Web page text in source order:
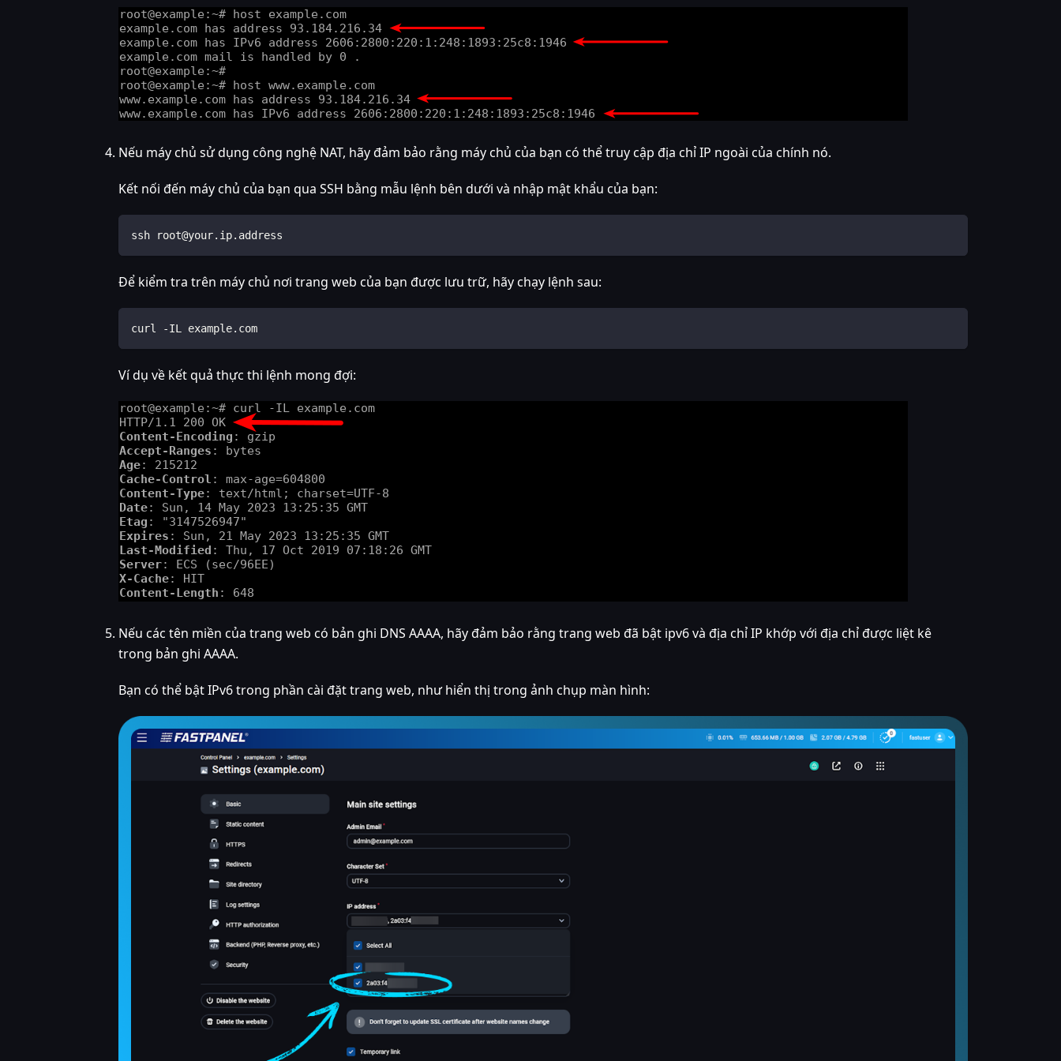
Nếu máy chủ sử dụng công nghệ NAT, hãy đảm bảo rằng máy chủ của bạn có thể truy cập địa chỉ IP ngoài của chính nó.
Kết nối đến máy chủ của bạn qua SSH bằng mẫu lệnh bên dưới và nhập mật khẩu của bạn:
ssh root@your.ip.address
Để kiểm tra trên máy chủ nơi trang web của bạn được lưu trữ, hãy chạy lệnh sau:
curl -IL example.com
Ví dụ về kết quả thực thi lệnh mong đợi:
Nếu các tên miền của trang web có bản ghi DNS AAAA, hãy đảm bảo rằng trang web đã bật ipv6 và địa chỉ IP khớp với địa chỉ được liệt kê
trong bản ghi AAAA.
Bạn có thể bật IPv6 trong phần cài đặt trang web, như hiển thị trong ảnh chụp màn hình: